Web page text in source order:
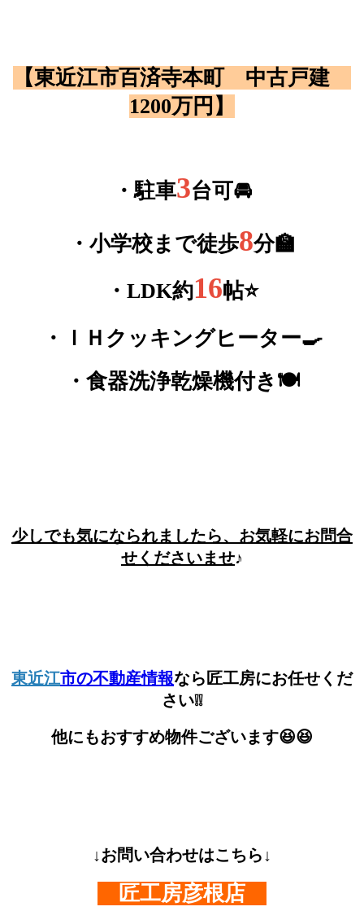
【東近江市百済寺本町 中古戸建
1200万円】
・駐車3台可🚘
・小学校まで徒歩8分🏫
・LDK約16帖⭐
・ＩＨクッキングヒーター🍳
・食器洗浄乾燥機付き🍽
少しでも気になられましたら、お気軽にお問合
せくださいませ♪
東近江市の不動産情報なら匠工房にお任せくだ
さい❕❕
他にもおすすめ物件ございます😆😆
↓お問い合わせはこちら↓
匠工房彦根店